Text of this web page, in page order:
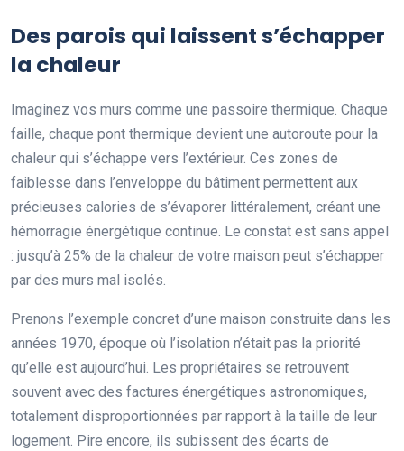
Des parois qui laissent s’échapper
la chaleur
Imaginez vos murs comme une passoire thermique. Chaque
faille, chaque pont thermique devient une autoroute pour la
chaleur qui s’échappe vers l’extérieur. Ces zones de
faiblesse dans l’enveloppe du bâtiment permettent aux
précieuses calories de s’évaporer littéralement, créant une
hémorragie énergétique continue. Le constat est sans appel
: jusqu’à 25% de la chaleur de votre maison peut s’échapper
par des murs mal isolés.
Prenons l’exemple concret d’une maison construite dans les
années 1970, époque où l’isolation n’était pas la priorité
qu’elle est aujourd’hui. Les propriétaires se retrouvent
souvent avec des factures énergétiques astronomiques,
totalement disproportionnées par rapport à la taille de leur
logement. Pire encore, ils subissent des écarts de